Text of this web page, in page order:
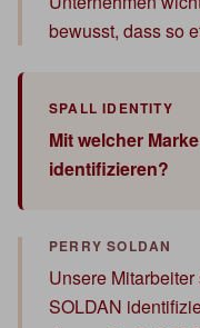
bewusst, dass so
Mit welcher
identifizieren?
Unsere
SOLDAN